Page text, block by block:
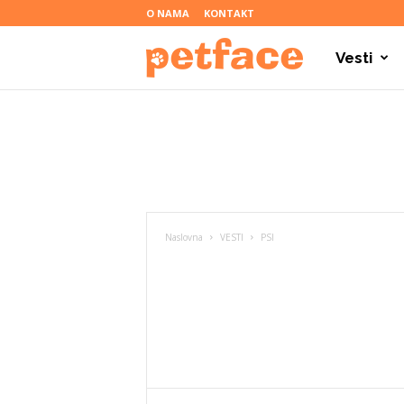
O NAMA KONTAKT
Vesti
Naslovna VESTI PSI